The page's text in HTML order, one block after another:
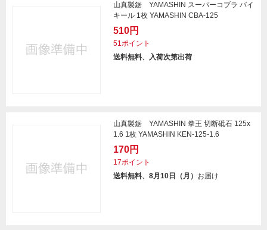
山真製鋸 YAMASHIN スーパーコブラ バイ
キール 1枚 YAMASHIN CBA-125
510円
51ポイント
送料無料、入荷次第出荷
山真製鋸 YAMASHIN 拳王 切断砥石 125x
1.6 1枚 YAMASHIN KEN-125-1.6
170円
17ポイント
送料無料、8月10日（月） お届け